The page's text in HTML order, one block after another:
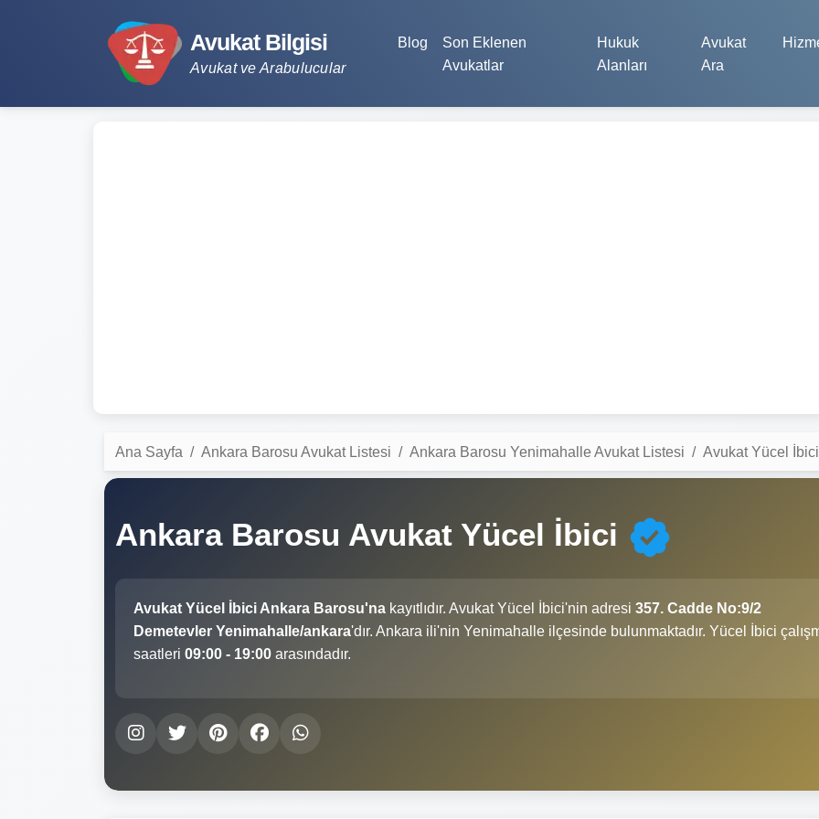
Avukat Bilgisi
Avukat ve Arabulucular
Blog
Son Eklenen
Avukatlar
Hukuk
Alanları
Avukat
Ara
Ana Sayfa Ankara Barosu Avukat Listesi Ankara Barosu Yenimahalle Avukat Listesi Avukat Yücel İbici
Ankara Barosu Avukat Yücel İbici
Avukat Yücel İbici Ankara Barosu'na kayıtlıdır. Avukat Yücel İbici'nin adresi 357. Cadde No:9/2
Demetevler Yenimahalle/ankara'dır. Ankara ili'nin Yenimahalle ilçesinde bulunmaktadır. Yücel İbici
saatleri 09:00 - 19:00 arasındadır.